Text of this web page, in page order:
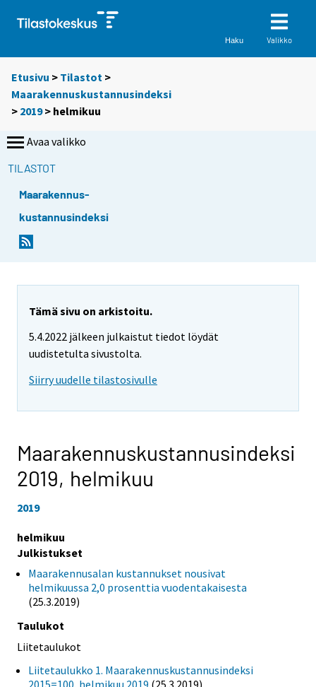
Haku Valikko
Etusivu > Tilastot >
Maarakennuskustannusindeksi
> 2019> helmikuu
Avaa valikko
TILASTOT
Maarakennus-
kustannusindeksi
Tämä sivu on arkistoitu.
5.4.2022 jälkeen julkaistut tiedot löydät
uudistetulta sivustolta.
Siirry uudelle tilastosivulle
Maarakennuskustannusindeksi
2019, helmikuu
2019
helmikuu
Julkistukset
Maarakennusalan kustannukset nousivat
helmikuussa 2,0 prosenttia vuodentakaisesta
(25.3.2019)
Taulukot
Liitetaulukot
Liitetaulukko 1. Maarakennuskustannusindeksi